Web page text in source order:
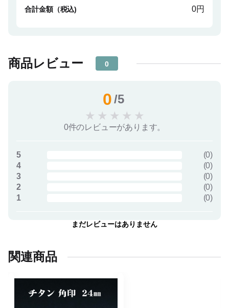
合計金額（税込) 0円
商品レビュー 0
0/5
★ ★ ★ ★ ★
0件のレビューがあります。
5 (0)
4
(0)
3
(0)
2
(0)
1
(0)
まだレビューはありません
関連商品